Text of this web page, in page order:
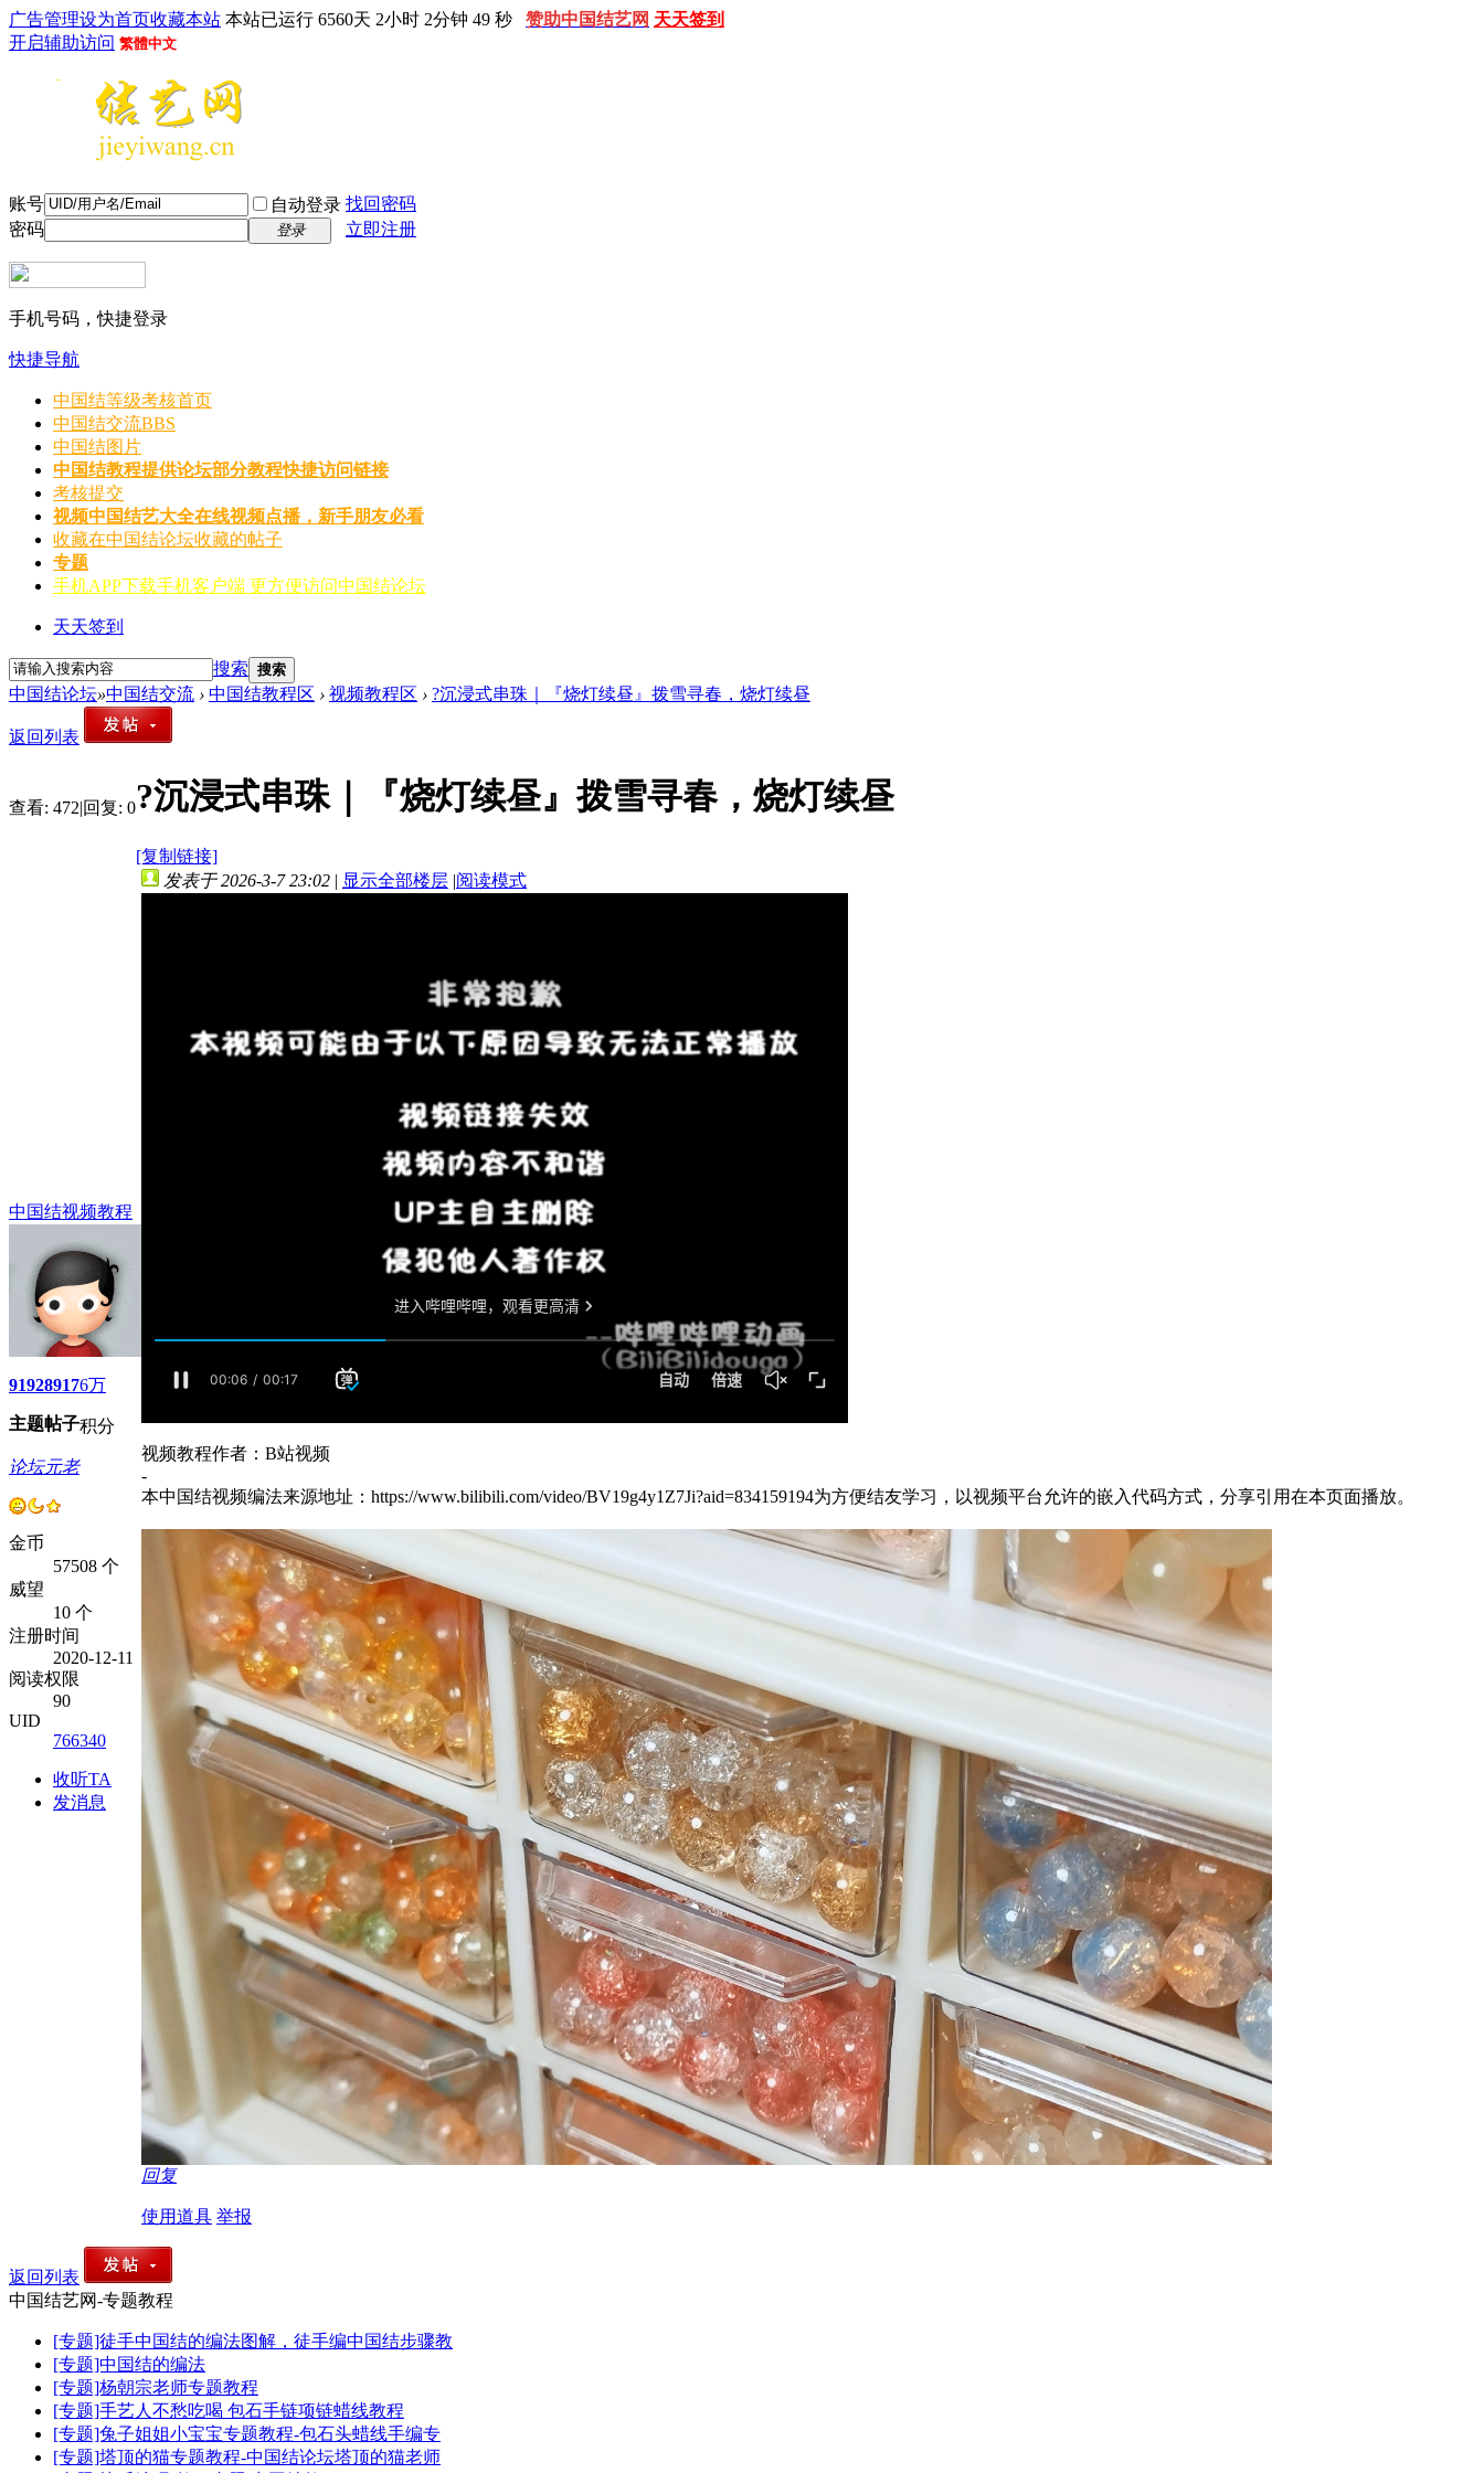
广告管理设为首页收藏本站 本站已运行 6560天 2小时 2分钟 50 秒 赞助中国结艺网 天天签到
开启辅助访问 繁體中文
账号 自动登录 找回密码
密码
登录 立即注册
手机号码，快捷登录
快捷导航
中国结等级考核首页
中国结交流BBS
中国结图片
中国结教程提供论坛部分教程快捷访问链接
考核提交
视频中国结艺大全在线视频点播，新手朋友必看
收藏在中国结论坛收藏的帖子
专题
手机APP下载手机客户端 更方便访问中国结论坛
天天签到
搜索 搜索
中国结论坛»中国结交流 › 中国结教程区 › 视频教程区 › ?沉浸式串珠｜『烧灯续昼』拨雪寻春，烧灯续昼
返回列表
查看: 472|回复: 0?沉浸式串珠｜『烧灯续昼』拨雪寻春，烧灯续昼
[复制链接]
中国结视频教程
9192
主题
8917
帖子
6万
积分
论坛元老
金币
57508 个
威望
10 个
注册时间
2020-12-11
阅读权限
90
UID
766340
收听TA
发消息
发表于 2026-3-7 23:02 | 显示全部楼层 |阅读模式
视频教程作者：B站视频
-
本中国结视频编法来源地址：https://www.bilibili.com/video/BV19g4y1Z7Ji?aid=834159194为方便结友学习，以视频平台允许的嵌入代码方式，分享引用在本页面播放。
回复
使用道具 举报
返回列表
中国结艺网-专题教程
[专题]徒手中国结的编法图解，徒手编中国结步骤教
[专题]中国结的编法
[专题]杨朝宗老师专题教程
[专题]手艺人不愁吃喝 包石手链项链蜡线教程
[专题]兔子姐姐小宝宝专题教程-包石头蜡线手编专
[专题]塔顶的猫专题教程-中国结论坛塔顶的猫老师